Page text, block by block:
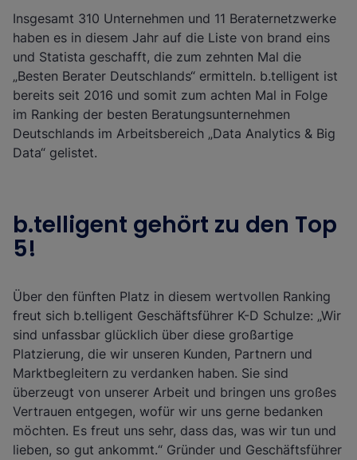
Insgesamt 310 Unternehmen und 11 Beraternetzwerke
haben es in diesem Jahr auf die Liste von brand eins
und Statista geschafft, die zum zehnten Mal die
„Besten Berater Deutschlands“ ermitteln. b.telligent ist
bereits seit 2016 und somit zum achten Mal in Folge
im Ranking der besten Beratungsunternehmen
Deutschlands im Arbeitsbereich „Data Analytics & Big
Data“ gelistet.
b.telligent gehört zu den Top
5!
Über den fünften Platz in diesem wertvollen Ranking
freut sich b.telligent Geschäftsführer K-D Schulze: „Wir
sind unfassbar glücklich über diese großartige
Platzierung, die wir unseren Kunden, Partnern und
Marktbegleitern zu verdanken haben. Sie sind
überzeugt von unserer Arbeit und bringen uns großes
Vertrauen entgegen, wofür wir uns gerne bedanken
möchten. Es freut uns sehr, dass das, was wir tun und
lieben, so gut ankommt.“ Gründer und Geschäftsführer